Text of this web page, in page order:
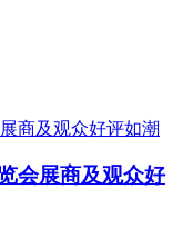
会展商及观众好